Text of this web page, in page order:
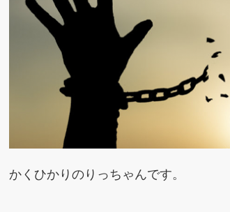
かくひかりのりっちゃんです。